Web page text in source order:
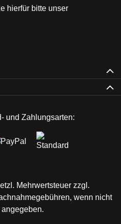
hierfür bitte unser
öffnet in neuem Tab (externer
– öffnet in neuem Tab
auf YouTube an – öffnet in
und Zahlungsarten:
Mehrwertsteuer zzgl.
wenn nicht